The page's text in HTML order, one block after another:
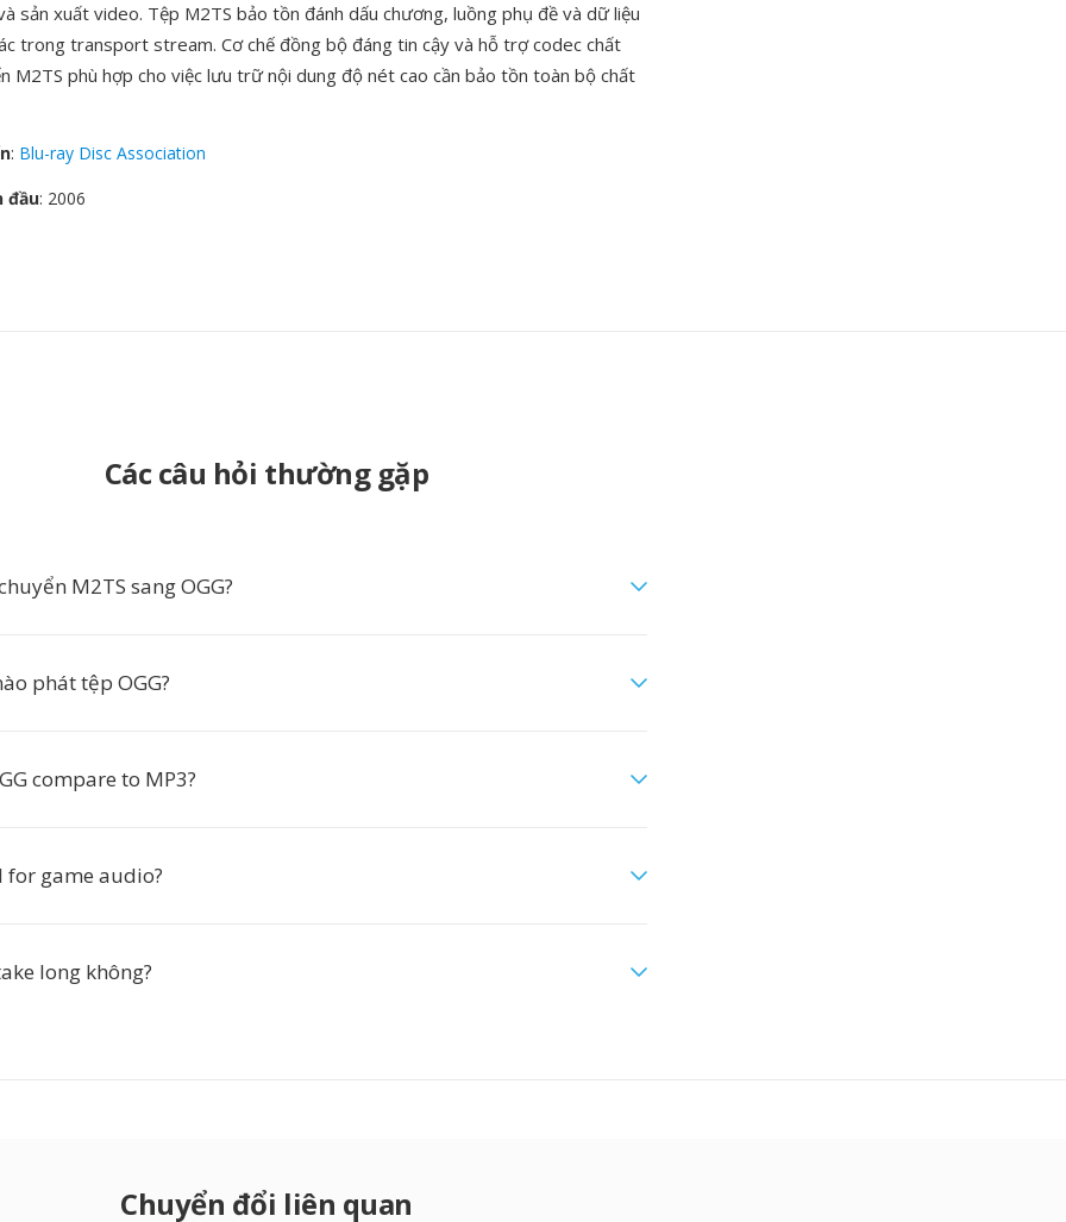
sản xuất video. Tệp M2TS bảo tồn đánh dấu chương, luồng phụ đề và dữ liệu
trong transport stream. Cơ chế đồng bộ đáng tin cậy và hỗ trợ codec chất
M2TS phù hợp cho việc lưu trữ nội dung độ nét cao cần bảo tồn toàn bộ chất
: Blu-ray Disc Association
đầu: 2006
Các câu hỏi thường gặp
M2TS sang OGG?
phát tệp OGG?
compare to MP3?
for game audio?
long không?
Chuyển đổi liên quan